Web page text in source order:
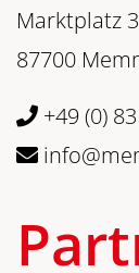
Marktplatz 3
87700
+49 (0)